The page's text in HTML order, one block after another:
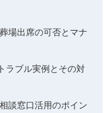
場出席の可否とマナ
ラブル実例とその対
談窓口活用のポイン